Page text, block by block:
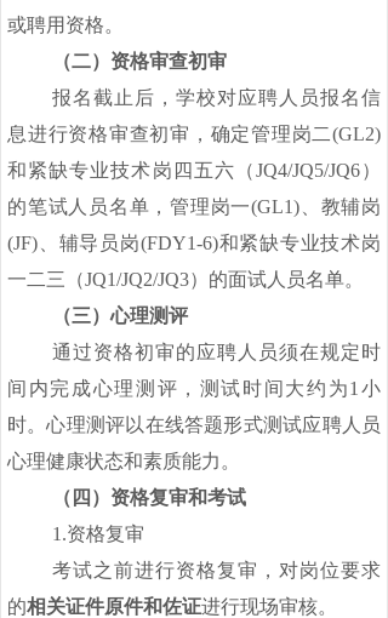
或聘用资格。
（二）资格审查初审
报名截止后，学校对应聘人员报名信
息进行资格审查初审，确定管理岗二(GL2)
和紧缺专业技术岗四五六（JQ4/JQ5/JQ6）
的笔试人员名单，管理岗一(GL1)、教辅岗
(JF)、辅导员岗(FDY1-6)和紧缺专业技术岗
一二三（JQ1/JQ2/JQ3）的面试人员名单。
（三）心理测评
通过资格初审的应聘人员须在规定时
间内完成心理测评，测试时间大约为1小
时。心理测评以在线答题形式测试应聘人员
心理健康状态和素质能力。
（四） 资格复审和考试
1.资格复审
考试之前进行资格复审，对岗位要求
的相关证件原件和佐证进行现场审核。